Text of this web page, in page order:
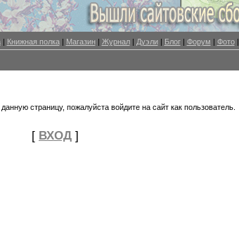
| Книжная полка| Магазин| Журнал| Дуэли| Блог| Форум | Фото|
страницу, пожалуйста войдите на сайт как пользователь.
[ ВХОД ]